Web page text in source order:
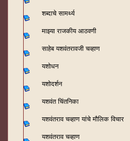
शब्दाचे सामर्थ्य
माझ्या राजकीय आठवणी
साहेब यशवंतरावजी चव्हाण
यशोधन
यशोदर्शन
यशवंत चिंतनिका
यशवंतराव चव्हाण यांचे मौलिक विचार
यशवंतराव चव्हाण